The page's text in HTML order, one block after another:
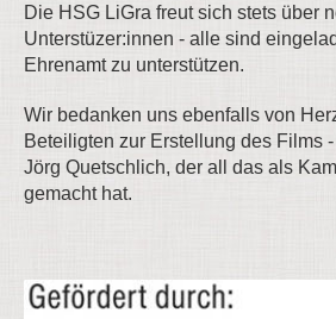
Die HSG LiGra freut sich stets über
Unterstüzer:innen - alle sind
Ehrenamt zu unterstützen.
Wir bedanken uns ebenfalls von
Beteiligten zur Erstellung des Films
Jörg Quetschlich, der all das als
gemacht hat.